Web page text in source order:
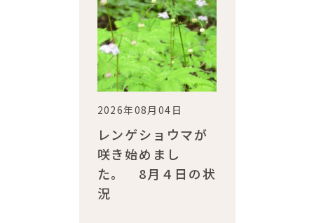
2026年08月04日
レンゲショウマが
咲き始めまし
た。 8月４日の状
況